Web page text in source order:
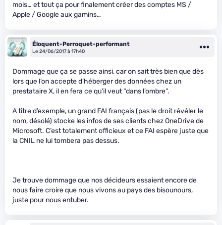
mois… et tout ça pour finalement créer des comptes MS /
Apple / Google aux gamins…
Éloquent-Perroquet-performant
Le 24/06/2017 à 17h40
Dommage que ça se passe ainsi, car on sait très bien que dès
lors que l’on accepte d’héberger des données chez un
prestataire X, il en fera ce qu’il veut “dans l’ombre”.
A titre d’exemple, un grand FAI français (pas le droit révéler le
nom, désolé) stocke les infos de ses clients chez OneDrive de
Microsoft. C’est totalement officieux et ce FAI espère juste que
la CNIL ne lui tombera pas dessus.
Je trouve dommage que nos décideurs essaient encore de
nous faire croire que nous vivons au pays des bisounours,
juste pour nous entuber.